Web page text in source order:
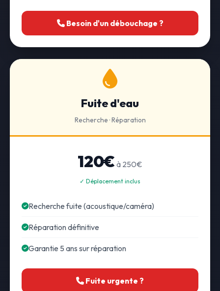
Besoin d'un débouchage ?
Fuite d'eau
Recherche · Réparation
120€ à 250€
✓ Déplacement inclus
Recherche fuite (acoustique/caméra)
Réparation définitive
Garantie 5 ans sur réparation
Fuite urgente ?